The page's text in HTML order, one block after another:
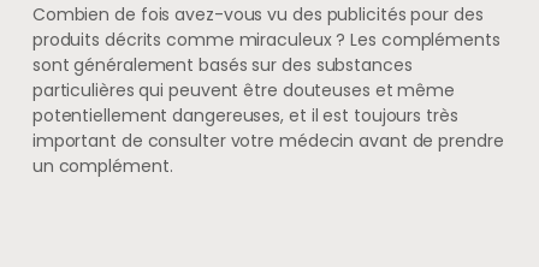
Combien de fois avez-vous vu des publicités pour des
produits décrits comme miraculeux ? Les compléments
sont généralement basés sur des substances
particulières qui peuvent être douteuses et même
potentiellement dangereuses, et il est toujours très
important de consulter votre médecin avant de prendre
un complément.